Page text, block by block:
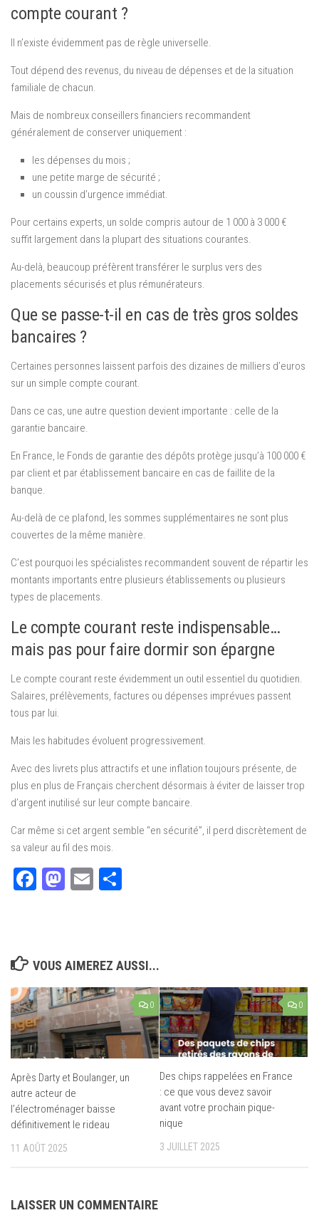
compte courant ?
Il n’existe évidemment pas de règle universelle.
Tout dépend des revenus, du niveau de dépenses et de la situation
familiale de chacun.
Mais de nombreux conseillers financiers recommandent
généralement de conserver uniquement :
les dépenses du mois ;
une petite marge de sécurité ;
un coussin d’urgence immédiat.
Pour certains experts, un solde compris autour de 1 000 à 3 000 €
suffit largement dans la plupart des situations courantes.
Au-delà, beaucoup préfèrent transférer le surplus vers des
placements sécurisés et plus rémunérateurs.
Que se passe-t-il en cas de très gros soldes
bancaires ?
Certaines personnes laissent parfois des dizaines de milliers d’euros
sur un simple compte courant.
Dans ce cas, une autre question devient importante : celle de la
garantie bancaire.
En France, le Fonds de garantie des dépôts protège jusqu’à 100 000 €
par client et par établissement bancaire en cas de faillite de la
banque.
Au-delà de ce plafond, les sommes supplémentaires ne sont plus
couvertes de la même manière.
C’est pourquoi les spécialistes recommandent souvent de répartir les
montants importants entre plusieurs établissements ou plusieurs
types de placements.
Le compte courant reste indispensable…
mais pas pour faire dormir son épargne
Le compte courant reste évidemment un outil essentiel du quotidien.
Salaires, prélèvements, factures ou dépenses imprévues passent
tous par lui.
Mais les habitudes évoluent progressivement.
Avec des livrets plus attractifs et une inflation toujours présente, de
plus en plus de Français cherchent désormais à éviter de laisser trop
d’argent inutilisé sur leur compte bancaire.
Car même si cet argent semble “en sécurité”, il perd discrètement de
sa valeur au fil des mois.
Facebook
Mastodon
Email
VOUS AIMEREZ AUSSI...
0
Après Darty et Boulanger, un
autre acteur de
l’électroménager baisse
définitivement le rideau
11 AOÛT 2025
0
Des chips rappelées en France
: ce que vous devez savoir
avant votre prochain pique-
nique
3 JUILLET 2025
LAISSER UN COMMENTAIRE